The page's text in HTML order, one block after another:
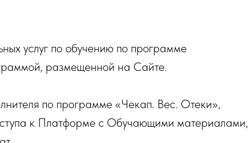
услуг по обучению по программе
размещенной на Сайте.
по программе «Чекап. Вес. Отеки»,
к Платформе с Обучающими материалами,